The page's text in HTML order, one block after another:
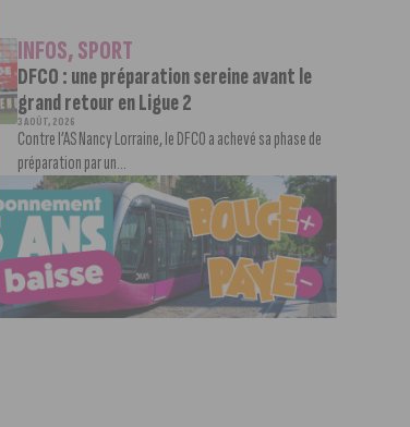
INFOS,SPORT
DFCO : une préparation sereine avant le
grand retour en Ligue 2
3 AOÛT, 2026
Contre l’AS Nancy Lorraine, le DFCO a achevé sa phase de
préparation par un...